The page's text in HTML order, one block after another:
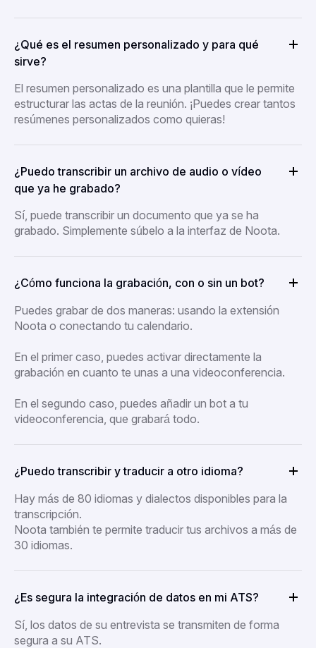
¿Qué es el resumen personalizado y para qué
sirve?
El resumen personalizado es una plantilla que le permite
estructurar las actas de la reunión. ¡Puedes crear tantos
resúmenes personalizados como quieras!
¿Puedo transcribir un archivo de audio o vídeo
que ya he grabado?
Sí, puede transcribir un documento que ya se ha
grabado. Simplemente súbelo a la interfaz de Noota.
¿Cómo funciona la grabación, con o sin un bot?
Puedes grabar de dos maneras: usando la extensión
Noota o conectando tu calendario.
En el primer caso, puedes activar directamente la
grabación en cuanto te unas a una videoconferencia.
En el segundo caso, puedes añadir un bot a tu
videoconferencia, que grabará todo.
¿Puedo transcribir y traducir a otro idioma?
Hay más de 80 idiomas y dialectos disponibles para la
transcripción.
Noota también te permite traducir tus archivos a más de
30 idiomas.
¿Es segura la integración de datos en mi ATS?
Sí, los datos de su entrevista se transmiten de forma
segura a su ATS.